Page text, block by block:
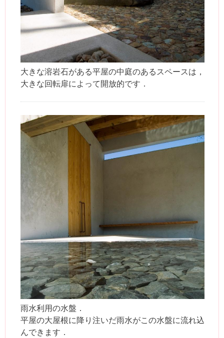
大きな溶岩石がある平屋の中庭のあるスペースは，
大きな回転扉によって開放的です．
雨水利用の水盤．
平屋の大屋根に降り注いだ雨水がこの水盤に流れ込
んできます．